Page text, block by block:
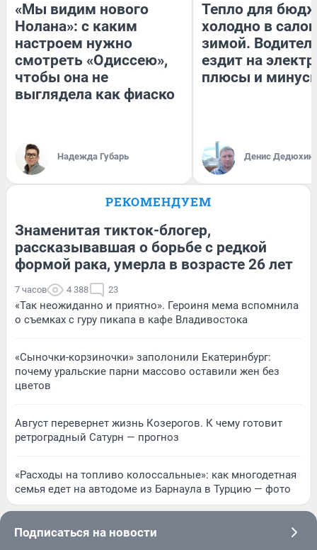
«Мы видим нового
Нолана»: с каким
настроем нужно
смотреть «Одиссею»,
чтобы она не
выглядела как фиаско
Надежда Губарь
Тепло для
холодно в
зимой.
ездит на
плюсы и
Денис Дедюхин
РЕКОМЕНДУЕМ
Знаменитая тикток-блогер,
рассказывавшая о борьбе с редкой
формой рака, умерла в возрасте 26 лет
7 часов 4 388 23
«Так неожиданно и приятно». Героиня мема вспомнила
о съемках с гуру пикапа в кафе Владивостока
«Сыночки-корзиночки» заполонили Екатеринбург:
почему уральские парни массово оставили жен без
цветов
Август перевернет жизнь Козерогов. К чему готовит
ретроградный Сатурн — прогноз
«Расходы на топливо колоссальные»: как многодетная
семья едет на автодоме из Барнаула в Турцию — фото
Подписаться на новости